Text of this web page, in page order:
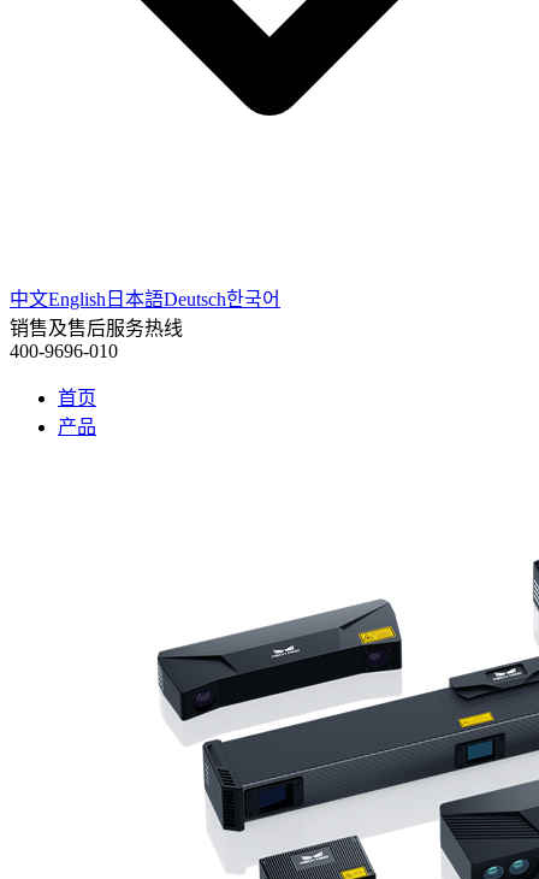
中文English 日本語Deutsch한국어
销售及售后服务热线
400-9696-010
首页
产品